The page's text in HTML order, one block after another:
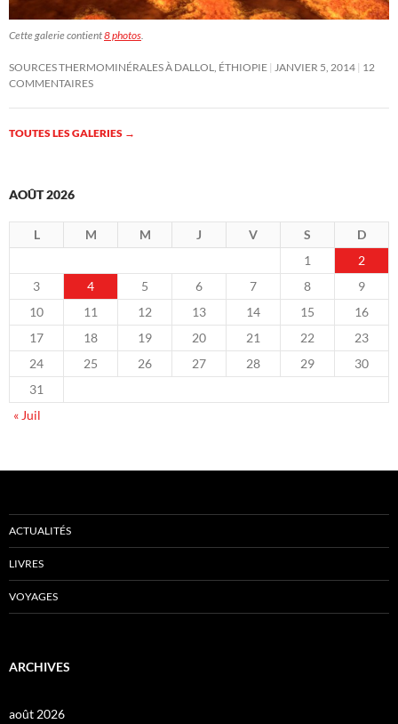
Cette galerie contient8 photos.
SOURCES THERMOMINÉRALES À DALLOL, ÉTHIOPIE JANVIER 5, 2014 12
COMMENTAIRES
TOUTES LES GALERIES →
AOÛT 2026
L M M J V S
D
1
2
3
4 5 6 7 8
9
10
11 12 13 14 15
16
17
18 19 20 21 22
23
24
25 26 27 28 29
30
31
« Juil
ACTUALITÉS
LIVRES
VOYAGES
ARCHIVES
août 2026